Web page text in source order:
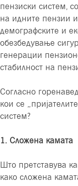
пензиски систем,
на идните пензии
демографските и
обезбедување
генерации
стабилност на
Согласно
кои се
систем?
1. Сложена камата
Што претставува
како сложена